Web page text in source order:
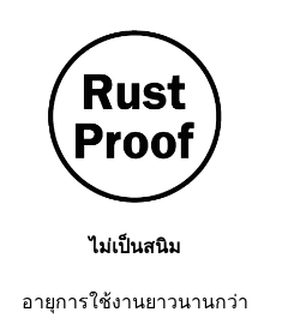
ไม่เป็นสนิม
อายุการใช้งานยาวนานกว่า